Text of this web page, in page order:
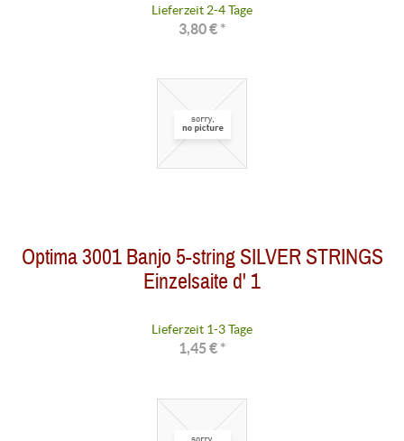
Lieferzeit 2-4 Tage
3,80 € *
Optima 3001 Banjo 5-string SILVER STRINGS
Einzelsaite d' 1
Lieferzeit 1-3 Tage
1,45 € *